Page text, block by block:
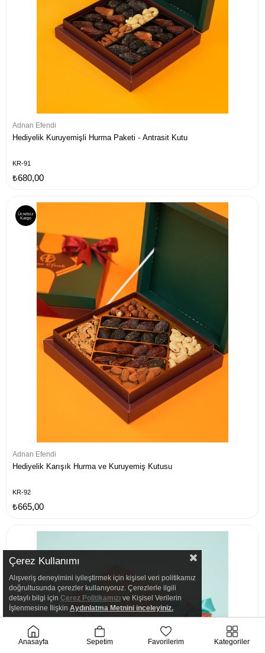
Adnan Efendi
Hediyelik Kuruyemişli Hurma Paketi - Antrasit Kutu
KR-91
₺680,00
Adnan Efendi
Hediyelik Karışık Hurma ve Kuruyemiş Kutusu
KR-92
₺665,00
Ücretsiz
Kargo
Çerez Kullanımı
Alışveriş deneyimini iyileştirmek için kişisel veri politikamız
doğrultusunda çerezler kullanıyoruz. Çerezlerle ilgili
detaylı bilgi için Çerez Politikamızı ve Kişisel Verilerin
İşlenmesine İlişkin Aydınlatma Metnini inceleyiniz.
Anasayfa Sepetim Favorilerim Kategoriler